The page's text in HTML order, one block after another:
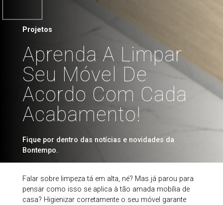
Projetos
Aprenda A Limpar
Seu Móvel De
Acordo Com Cada
Acabamento!
Fique por dentro das notícias e novidades da
Bontempo.
Falar sobre limpeza tá em alta, né? Mas já parou para
pensar como isso se aplica à tão amada mobília de
casa? Higienizar corretamente o seu móvel garante